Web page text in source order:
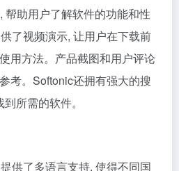
, 帮助用户了解软件的功能和性
了视频演示, 让用户在下载前
用方法。产品截图和用户评论
考。Softonic还拥有强大的搜
所需的软件。
供了多语言支持, 使得不同国